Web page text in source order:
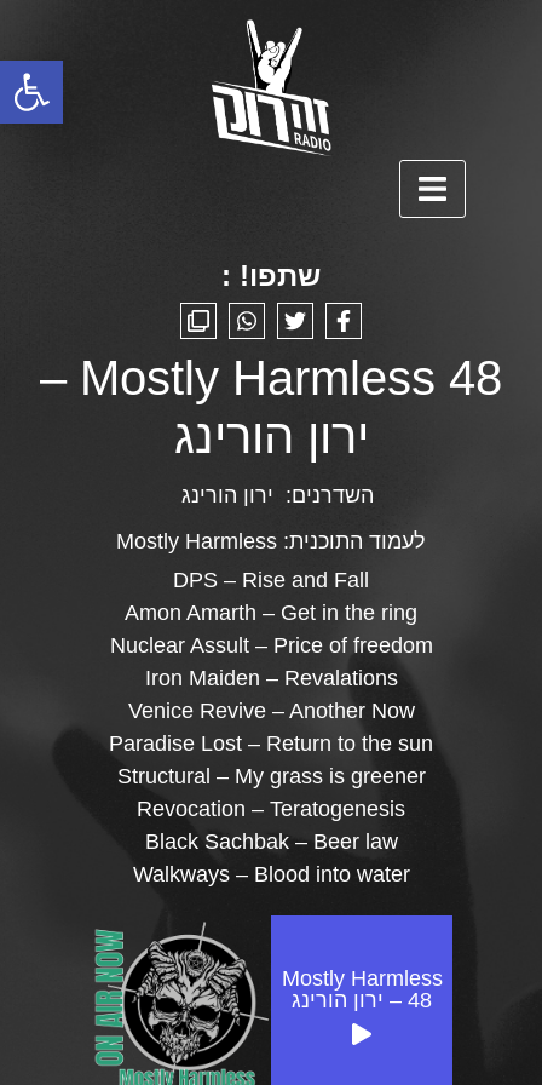
פתח סרגל נגישות
שתפו! :
Mostly Harmless 48 –
ירון הורינג
השדרנים: ירון הורינג
לעמוד התוכנית: Mostly Harmless
DPS – Rise and Fall
Amon Amarth – Get in the ring
Nuclear Assult – Price of freedom
Iron Maiden – Revalations
Venice Revive – Another Now
Paradise Lost – Return to the sun
Structural – My grass is greener
Revocation – Teratogenesis
Black Sachbak – Beer law
Walkways – Blood into water
Mostly Harmless
48 – ירון הורינג